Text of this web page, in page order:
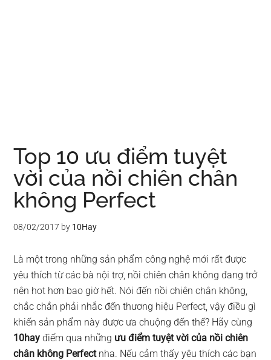
Top 10 ưu điểm tuyệt
vời của nồi chiên chân
không Perfect
08/02/2017 by 10Hay
Là một trong những sản phẩm công nghệ mới rất được
yêu thích từ các bà nội trợ, nồi chiên chân không đang trở
nên hot hơn bao giờ hết. Nói đến nồi chiên chân không,
chắc chắn phải nhắc đến thương hiệu Perfect, vậy điều gì
khiến sản phẩm này được ưa chuộng đến thế? Hãy cùng
10hay điểm qua những ưu điểm tuyệt vời của nồi chiên
chân không Perfectnha. Nếu cảm thấy yêu thích các bạn